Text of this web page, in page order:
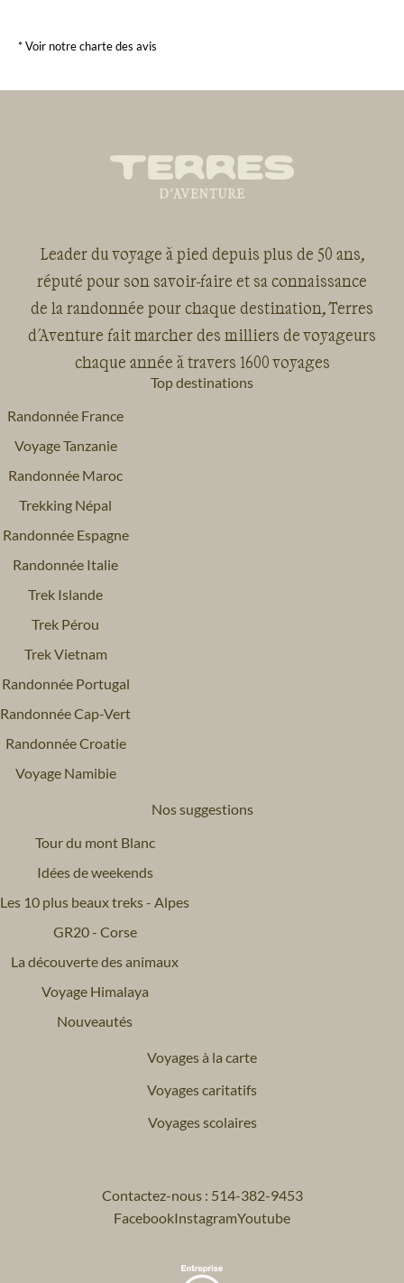
* Voir notre charte des avis
Leader du voyage à pied depuis plus de 50 ans,
réputé pour son savoir-faire et sa connaissance
de la randonnée pour chaque destination, Terres
d'Aventure fait marcher des milliers de voyageurs
chaque année à travers 1600 voyages
Top destinations
Randonnée France
Voyage Tanzanie
Randonnée Maroc
Trekking Népal
Randonnée Espagne
Randonnée Italie
Trek Islande
Trek Pérou
Trek Vietnam
Randonnée Portugal
Randonnée Cap-Vert
Randonnée Croatie
Voyage Namibie
Nos suggestions
Tour du mont Blanc
Idées de weekends
Les 10 plus beaux treks - Alpes
GR20 - Corse
La découverte des animaux
Voyage Himalaya
Nouveautés
Voyages à la carte
Voyages caritatifs
Voyages scolaires
Contactez-nous : 514-382-9453
FacebookInstagramYoutube